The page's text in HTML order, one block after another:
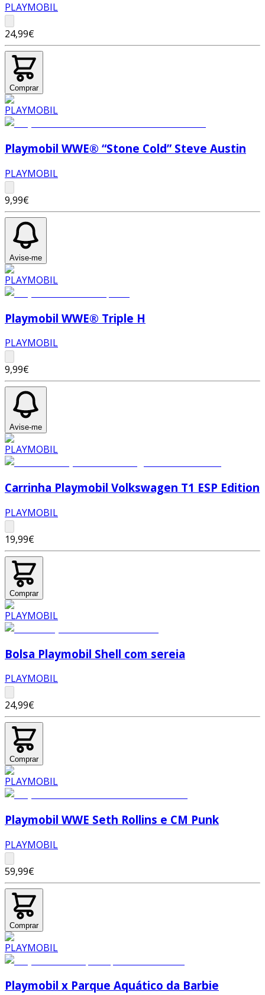
PLAYMOBIL
24,99€
Comprar
Playmobil WWE® “Stone Cold” Steve Austin
PLAYMOBIL
9,99€
Avise-me
Playmobil WWE® Triple H
PLAYMOBIL
9,99€
Avise-me
Carrinha Playmobil Volkswagen T1 ESP Edition
PLAYMOBIL
19,99€
Comprar
Bolsa Playmobil Shell com sereia
PLAYMOBIL
24,99€
Comprar
Playmobil WWE Seth Rollins e CM Punk
PLAYMOBIL
59,99€
Comprar
Playmobil x Parque Aquático da Barbie